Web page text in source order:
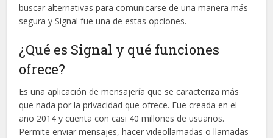
buscar alternativas para comunicarse de una manera más
segura y Signal fue una de estas opciones.
¿Qué es Signal y qué funciones
ofrece?
Es una aplicación de mensajería que se caracteriza más
que nada por la privacidad que ofrece. Fue creada en el
año 2014 y cuenta con casi 40 millones de usuarios.
Permite enviar mensajes, hacer videollamadas o llamadas